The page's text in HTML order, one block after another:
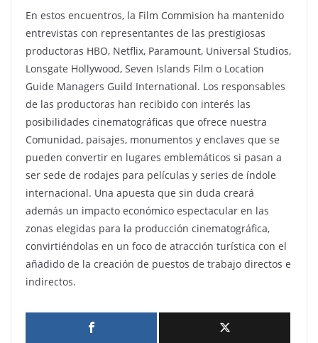
En estos encuentros, la Film Commision ha mantenido
entrevistas con representantes de las prestigiosas
productoras HBO, Netflix, Paramount, Universal Studios,
Lonsgate Hollywood, Seven Islands Film o Location
Guide Managers Guild International. Los responsables
de las productoras han recibido con interés las
posibilidades cinematográficas que ofrece nuestra
Comunidad, paisajes, monumentos y enclaves que se
pueden convertir en lugares emblemáticos si pasan a
ser sede de rodajes para películas y series de índole
internacional. Una apuesta que sin duda creará
además un impacto económico espectacular en las
zonas elegidas para la producción cinematográfica,
convirtiéndolas en un foco de atracción turística con el
añadido de la creación de puestos de trabajo directos e
indirectos.